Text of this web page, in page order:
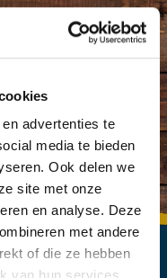
advertenties te
media te bieden
Ook delen we
site met onze
en analyse. Deze
met andere
of die ze hebben
.(Vereist)